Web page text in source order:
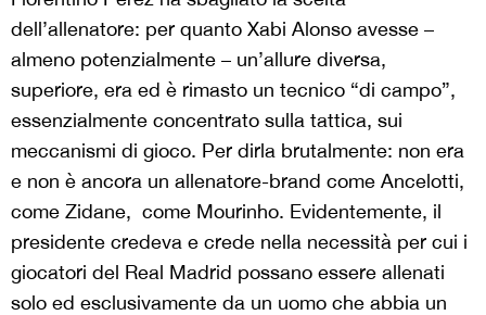
dell’allenatore: per quanto Xabi Alonso avesse –
almeno potenzialmente – un’allure diversa,
superiore, era ed è rimasto un tecnico “di campo”,
essenzialmente concentrato sulla tattica, sui
meccanismi di gioco. Per dirla brutalmente: non era
e non è ancora un allenatore-brand come Ancelotti,
come Zidane, come Mourinho. Evidentemente, il
presidente credeva e crede nella necessità per cui i
giocatori del Real Madrid possano essere allenati
solo ed esclusivamente da un uomo che abbia un